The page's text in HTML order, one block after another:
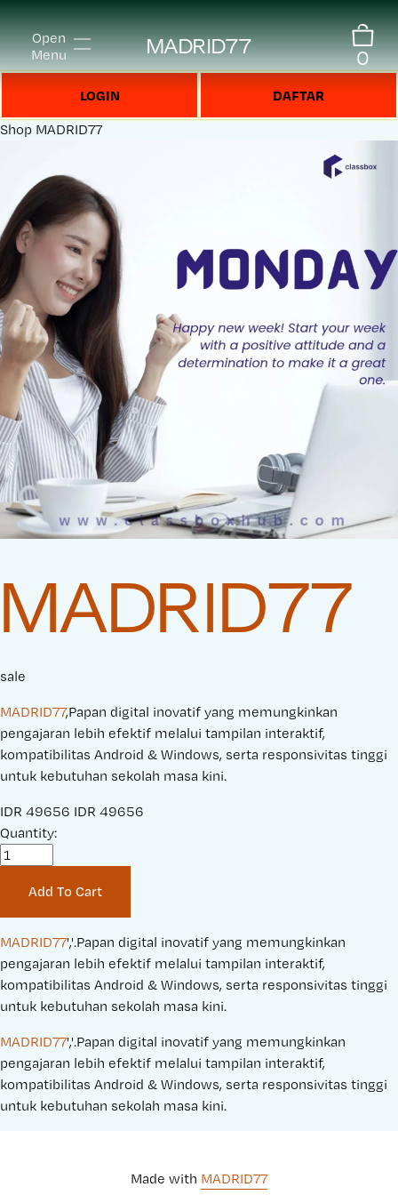
Open
Menu
MADRID77 0
LOGIN DAFTAR
Shop MADRID77
MADRID77
sale
MADRID77,Papan digital inovatif yang memungkinkan
pengajaran lebih efektif melalui tampilan interaktif,
kompatibilitas Android & Windows, serta responsivitas tinggi
untuk kebutuhan sekolah masa kini.
S
a
r
i
c
e
:
IDR 49656 O
i
n
a
l
P
r
c
e
:
IDR 49656
Quantity:
Add To Cart
MADRID77','.Papan digital inovatif yang memungkinkan
pengajaran lebih efektif melalui tampilan interaktif,
kompatibilitas Android & Windows, serta responsivitas tinggi
untuk kebutuhan sekolah masa kini.
MADRID77','.Papan digital inovatif yang memungkinkan
pengajaran lebih efektif melalui tampilan interaktif,
kompatibilitas Android & Windows, serta responsivitas tinggi
untuk kebutuhan sekolah masa kini.
Made with MADRID77